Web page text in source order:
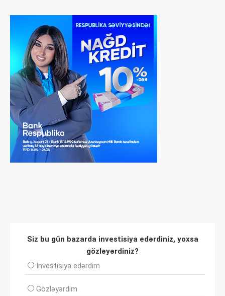
Siz bu gün bazarda investisiya edərdiniz, yoxsa
gözləyərdiniz?
İnvеstisiya edərdim
Gözləyərdim